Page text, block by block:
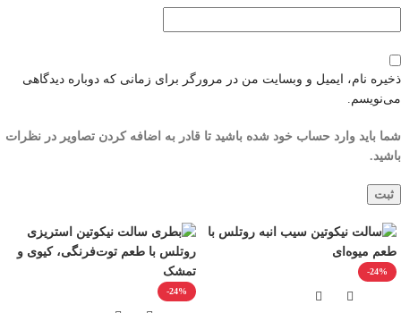
ذخیره نام، ایمیل و وبسایت من در مرورگر برای زمانی که دوباره دیدگاهی
می‌نویسم.
شما باید وارد حساب خود شده باشید تا قادر به اضافه کردن تصاویر در نظرات
باشید.
-24%
-24%